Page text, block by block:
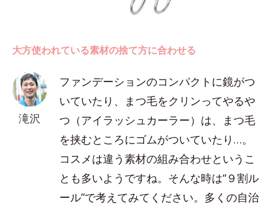
大方使われている素材の捨て方に合わせる
滝沢
ファンデーションのコンパクトに鏡がつ
いていたり、まつ毛をクリンってやるや
つ（アイラッシュカーラー）は、まつ毛
を挟むところにゴムがついていたり…。
コスメは違う素材の組み合わせというこ
とも多いようですね。そんな時は“９割ル
ール”で考えてみてください。多くの自治